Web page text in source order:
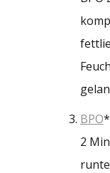
BPO
2